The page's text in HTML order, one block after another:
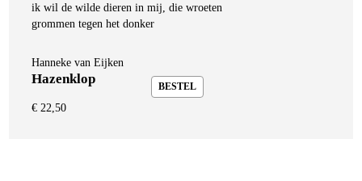
BESTEL
ik wil de wilde dieren in mij, die wroeten
grommen tegen het donker
Hanneke van Eijken
Hazenklop
€ 22,50
BESTEL